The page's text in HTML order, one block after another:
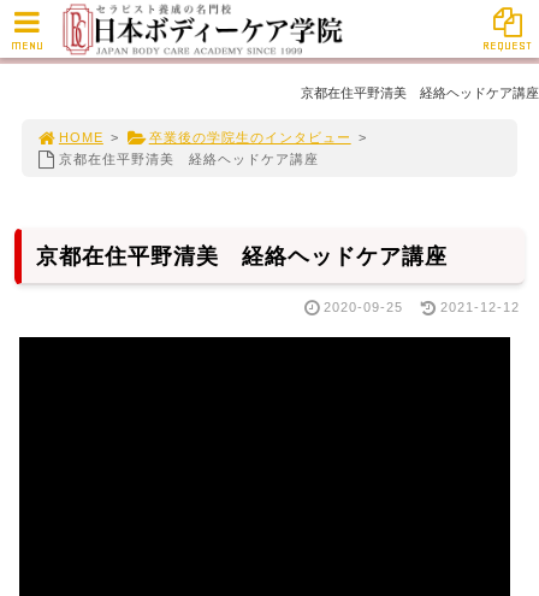
京都在住平野清美 経絡ヘッドケア講座
HOME > 卒業後の学院生のインタビュー
>
京都在住平野清美 経絡ヘッドケア講座
京都在住平野清美 経絡ヘッドケア講座
2020-09-25 2021-12-12
MENU REQUEST